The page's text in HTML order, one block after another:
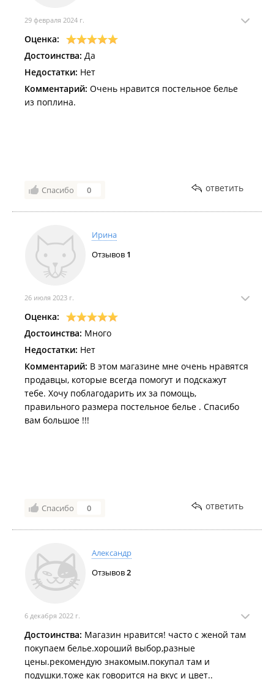
29 февраля 2024 г.
Оценка:
Достоинства: Да
Недостатки: Нет
Комментарий: Очень нравится постельное белье
из поплина.
Спасибо 0 ответить
Ирина
Отзывов 1
26 июля 2023 г.
Оценка:
Достоинства: Много
Недостатки: Нет
Комментарий: В этом магазине мне очень нравятся
продавцы, которые всегда помогут и подскажут
тебе. Хочу поблагодарить их за помощь,
правильного размера постельное белье . Спасибо
вам большое !!!
Спасибо 0 ответить
Александр
Отзывов2
6 декабря 2022 г.
Достоинства: Магазин нравится! часто с женой там
покупаем белье.хороший выбор,разные
цены.рекомендую знакомым.покупал там и
подушки.тоже как говорится на вкус и цвет..